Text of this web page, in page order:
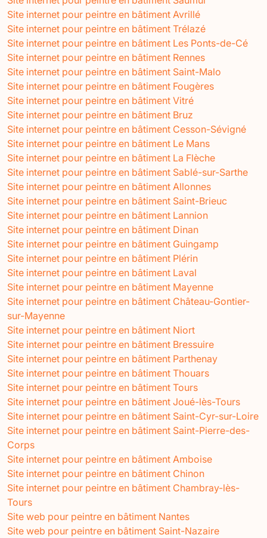
Site internet pour peintre en bâtiment Avrillé
Site internet pour peintre en bâtiment Trélazé
Site internet pour peintre en bâtiment Les Ponts-de-Cé
Site internet pour peintre en bâtiment Rennes
Site internet pour peintre en bâtiment Saint-Malo
Site internet pour peintre en bâtiment Fougères
Site internet pour peintre en bâtiment Vitré
Site internet pour peintre en bâtiment Bruz
Site internet pour peintre en bâtiment Cesson-Sévigné
Site internet pour peintre en bâtiment Le Mans
Site internet pour peintre en bâtiment La Flèche
Site internet pour peintre en bâtiment Sablé-sur-Sarthe
Site internet pour peintre en bâtiment Allonnes
Site internet pour peintre en bâtiment Saint-Brieuc
Site internet pour peintre en bâtiment Lannion
Site internet pour peintre en bâtiment Dinan
Site internet pour peintre en bâtiment Guingamp
Site internet pour peintre en bâtiment Plérin
Site internet pour peintre en bâtiment Laval
Site internet pour peintre en bâtiment Mayenne
Site internet pour peintre en bâtiment Château-Gontier-
sur-Mayenne
Site internet pour peintre en bâtiment Niort
Site internet pour peintre en bâtiment Bressuire
Site internet pour peintre en bâtiment Parthenay
Site internet pour peintre en bâtiment Thouars
Site internet pour peintre en bâtiment Tours
Site internet pour peintre en bâtiment Joué-lès-Tours
Site internet pour peintre en bâtiment Saint-Cyr-sur-Loire
Site internet pour peintre en bâtiment Saint-Pierre-des-
Corps
Site internet pour peintre en bâtiment Amboise
Site internet pour peintre en bâtiment Chinon
Site internet pour peintre en bâtiment Chambray-lès-
Tours
Site web pour peintre en bâtiment Nantes
Site web pour peintre en bâtiment Saint-Nazaire